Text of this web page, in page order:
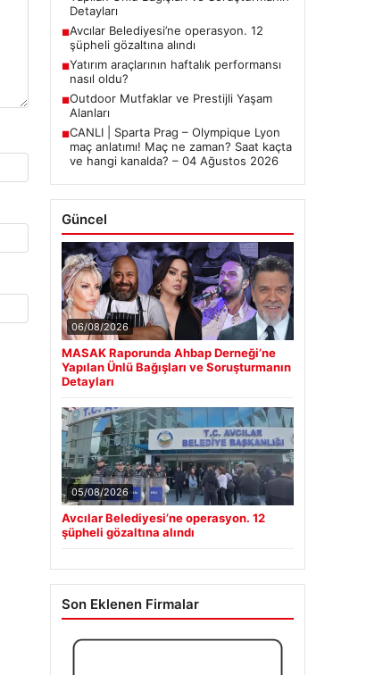
Detayları
■Avcılar Belediyesi’ne operasyon. 12
şüpheli gözaltına alındı
■Yatırım araçlarının haftalık performansı
nasıl oldu?
■Outdoor Mutfaklar ve Prestijli Yaşam
Alanları
■CANLI | Sparta Prag – Olympique Lyon
maç anlatımı! Maç ne zaman? Saat kaçta
ve hangi kanalda? – 04 Ağustos 2026
Güncel
06/08/2026
MASAK Raporunda Ahbap Derneği’ne
Yapılan Ünlü Bağışları ve Soruşturmanın
Detayları
05/08/2026
Avcılar Belediyesi’ne operasyon. 12
şüpheli gözaltına alındı
Son Eklenen Firmalar